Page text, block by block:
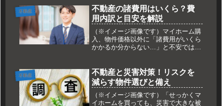
ローをゼロにしてしまう恐れがありま
す。特に日本は災害が多い国であり、
「想...
不動産
不動産の諸費用はいくら？費
用内訳と目安を解説
（※イメージ画像です）マイホーム購
入、物件価格以外に「諸費用がいくら
かかるか分からない…」と不安ではあ
う。この記事では、不動産購入にかか
る諸費用の種類と目安を分かりやすく
解説...
不動産
不動産と災害対策！リスクを
減らす物件選びと備え
（※イメージ画像です）「せっかくマ
イホームを買っても、災害で大きな被